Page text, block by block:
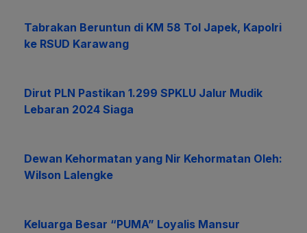
Tabrakan Beruntun di KM 58 Tol Japek, Kapolri
ke RSUD Karawang
Dirut PLN Pastikan 1.299 SPKLU Jalur Mudik
Lebaran 2024 Siaga
Dewan Kehormatan yang Nir Kehormatan Oleh:
Wilson Lalengke
Keluarga Besar “PUMA” Loyalis Mansur